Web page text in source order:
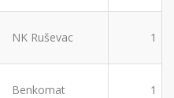
NK Ruševac 1
Benkomat 1